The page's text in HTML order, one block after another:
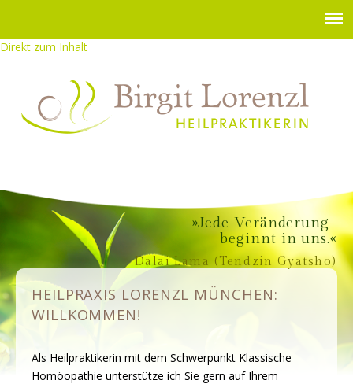
Direkt zum Inhalt
Jede Veränderung
beginnt in uns.
Dalai Lama (Tendzin Gyatsho)
HEILPRAXIS LORENZL MÜNCHEN:
WILLKOMMEN!
Als Heilpraktikerin mit dem Schwerpunkt Klassische
Homöopathie unterstütze ich Sie gern auf Ihrem